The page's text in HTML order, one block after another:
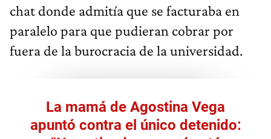
chat donde admitía que se facturaba en
paralelo para que pudieran cobrar por
fuera de la burocracia de la universidad.
La mamá de Agostina Vega
apuntó contra el único detenido: